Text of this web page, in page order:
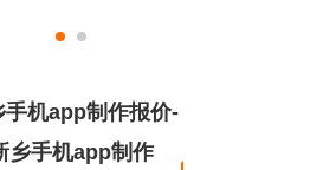
手机app制作报价-
乡手机app制作